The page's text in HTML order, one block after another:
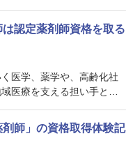
があるかもしれません。
師が「意味ない」といわ
メリット、年収・キャリ
す。
認定薬剤師資格を取る
医学、薬学や、高齢化社
医療を支える担い手とし
いるのが認定薬剤師という
師とはいったいどんな資格
剤師」の資格取得体験記